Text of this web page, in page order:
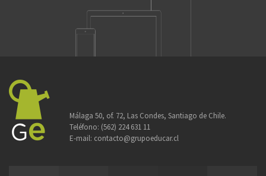
Málaga 50, of. 72, Las Condes, Santiago de Chile.
Teléfono: (562) 224 631 11
E-mail: contacto@grupoeducar.cl